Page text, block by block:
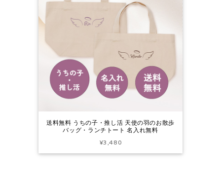
送料無料 うちの子・推し活 天使の羽のお散歩
バッグ・ランチトート 名入れ無料
¥3,480